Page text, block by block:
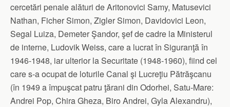
cercetări penale alături de Aritonovici Samy, Matusevici
Nathan, Ficher Simon, Zigler Simon, Davidovici Leon,
Segal Luiza, Demeter Şandor, şef de cadre la Ministerul
de interne, Ludovik Weiss, care a lucrat în Siguranţă în
1946-1948, iar ulterior la Securitate (1948-1960), fiind cel
care s-a ocupat de loturile Canal şi Lucreţiu Pătrăşcanu
(în 1949 a împuşcat patru ţărani din Odorhei, Satu-Mare:
Andrei Pop, Chira Gheza, Biro Andrei, Gyla Alexandru),